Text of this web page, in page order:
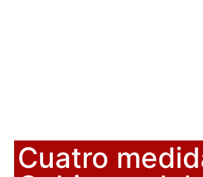
Cuatro